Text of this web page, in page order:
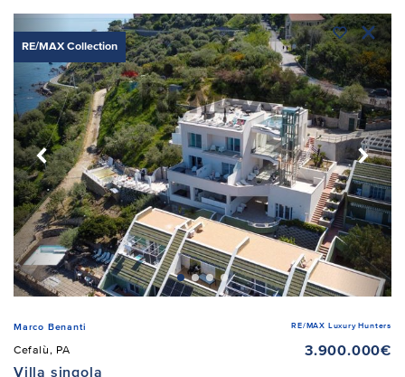
RE/MAX Collection
Marco Benanti RE/MAX Luxury Hunters
Cefalù, PA
3.900.000€
Villa singola